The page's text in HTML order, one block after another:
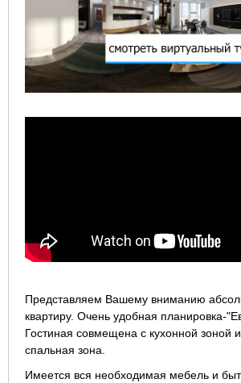
Представляем Вашему вниманию
квартиру. Очень удобная планировка-
Гостиная совмещена с кухонной зоной
спальная зона.
Имеется вся необходимая мебель и